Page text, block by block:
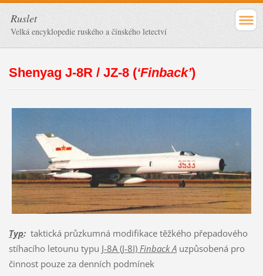
Ruslet
Velká encyklopedie ruského a čínského letectví
Shenyag J-8R / JZ-8 (‘Finback’)
Typ:taktická průzkumná modifikace těžkého přepadového
stíhacího letounu typu J-8A (J-8I) Finback Auzpůsobená pro
činnost pouze za denních podmínek